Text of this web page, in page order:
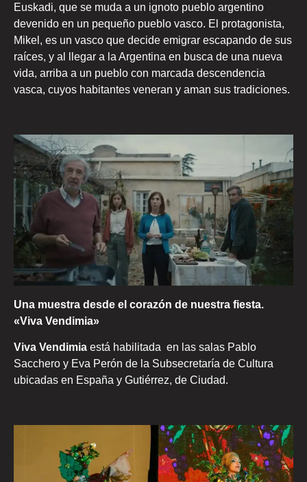
Euskadi, que se muda a un ignoto pueblo argentino
devenido en un pequeño pueblo vasco. El protagonista,
Mikel, es un vasco que decide emigrar escapando de sus
raíces, y al llegar a la Argentina en busca de una nueva
vida, arriba a un pueblo con marcada descendencia
vasca, cuyos habitantes veneran y aman sus tradiciones.
Una muestra desde el corazón de nuestra fiesta.
«Viva Vendimia»
Viva Vendimia está habilitada en las salas Pablo
Sacchero y Eva Perón de la Subsecretaría de Cultura
ubicadas en España y Gutiérrez, de Ciudad.